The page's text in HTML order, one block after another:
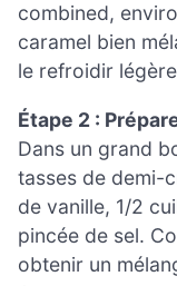
combined,
caramel bien
le refroidir
Étape 2 :
Dans un grand
tasses de demi-
de vanille, 1/2
pincée de sel.
obtenir un